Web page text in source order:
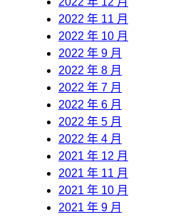
2022 年 11 月
2022 年 10 月
2022 年 9 月
2022 年 8 月
2022 年 7 月
2022 年 6 月
2022 年 5 月
2022 年 4 月
2021 年 12 月
2021 年 11 月
2021 年 10 月
2021 年 9 月